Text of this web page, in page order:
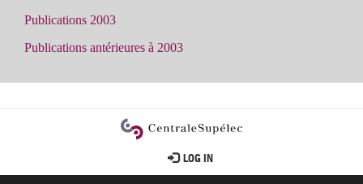
Publications 2003
Publications antérieures à 2003
LOG IN